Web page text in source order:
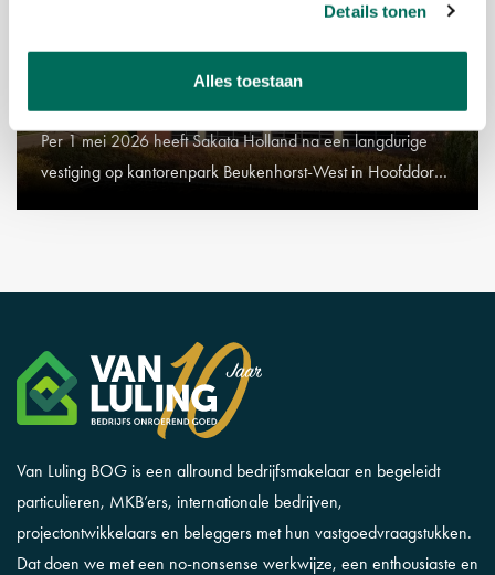
Details tonen
Alles toestaan
Per 1 mei 2026 heeft Sakata Holland na een langdurige
vestiging op kantorenpark Beukenhorst-West in Hoofddorp
Van Luling BOG is een allround bedrijfsmakelaar en begeleidt
particulieren, MKB’ers, internationale bedrijven,
projectontwikkelaars en beleggers met hun vastgoedvraagstukken.
Dat doen we met een no-nonsense werkwijze, een enthousiaste en